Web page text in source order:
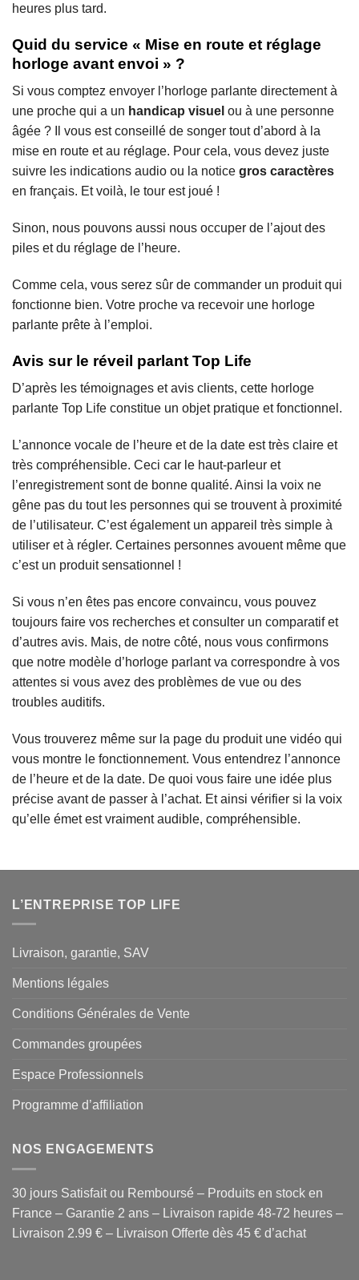
heures plus tard.
Quid du service « Mise en route et réglage
horloge avant envoi » ?
Si vous comptez envoyer l’horloge parlante directement à
une proche qui a un handicap visuel ou à une personne
âgée ? Il vous est conseillé de songer tout d’abord à la
mise en route et au réglage. Pour cela, vous devez juste
suivre les indications audio ou la notice gros caractères
en français. Et voilà, le tour est joué !
Sinon, nous pouvons aussi nous occuper de l’ajout des
piles et du réglage de l’heure.
Comme cela, vous serez sûr de commander un produit qui
fonctionne bien. Votre proche va recevoir une horloge
parlante prête à l’emploi.
Avis sur le réveil parlant Top Life
D’après les témoignages et avis clients, cette horloge
parlante Top Life constitue un objet pratique et fonctionnel.
L’annonce vocale de l’heure et de la date est très claire et
très compréhensible. Ceci car le haut-parleur et
l’enregistrement sont de bonne qualité. Ainsi la voix ne
gêne pas du tout les personnes qui se trouvent à proximité
de l’utilisateur. C’est également un appareil très simple à
utiliser et à régler. Certaines personnes avouent même que
c’est un produit sensationnel !
Si vous n’en êtes pas encore convaincu, vous pouvez
toujours faire vos recherches et consulter un comparatif et
d’autres avis. Mais, de notre côté, nous vous confirmons
que notre modèle d’horloge parlant va correspondre à vos
attentes si vous avez des problèmes de vue ou des
troubles auditifs.
Vous trouverez même sur la page du produit une vidéo qui
vous montre le fonctionnement. Vous entendrez l’annonce
de l’heure et de la date. De quoi vous faire une idée plus
précise avant de passer à l’achat. Et ainsi vérifier si la voix
qu’elle émet est vraiment audible, compréhensible.
L’ENTREPRISE TOP LIFE
Livraison, garantie, SAV
Mentions légales
Conditions Générales de Vente
Commandes groupées
Espace Professionnels
Programme d’affiliation
NOS ENGAGEMENTS
30 jours Satisfait ou Remboursé – Produits en stock en
France – Garantie 2 ans – Livraison rapide 48-72 heures –
Livraison 2.99 € – Livraison Offerte dès 45 € d’achat